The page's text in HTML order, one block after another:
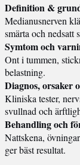
Definition &
Medianusnerven
smärta och nedsatt
Symtom och
Ont i tummen,
belastning.
Diagnos, orsaker
Kliniska tester,
svullnad och
Behandling och
Nattskena,
ger bäst resultat.